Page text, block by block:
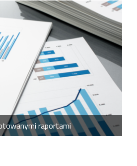
raportami